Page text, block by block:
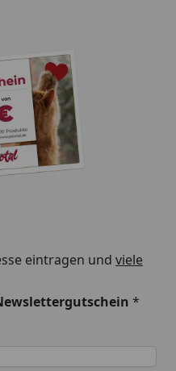
eintragen und viele
*